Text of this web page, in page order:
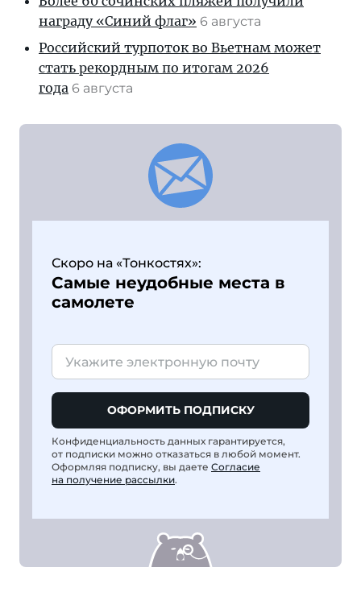
награду «Синий флаг» 6 августа
Российский турпоток во Вьетнам может
стать рекордным по итогам 2026
года 6 августа
Скоро на «Тонкостях»:
Самые неудобные места в
самолете
ОФОРМИТЬ ПОДПИСКУ
Конфиденциальность данных гарантируется,
от подписки можно отказаться в любой момент.
Оформляя подписку, вы даете Согласие
на получение рассылки.